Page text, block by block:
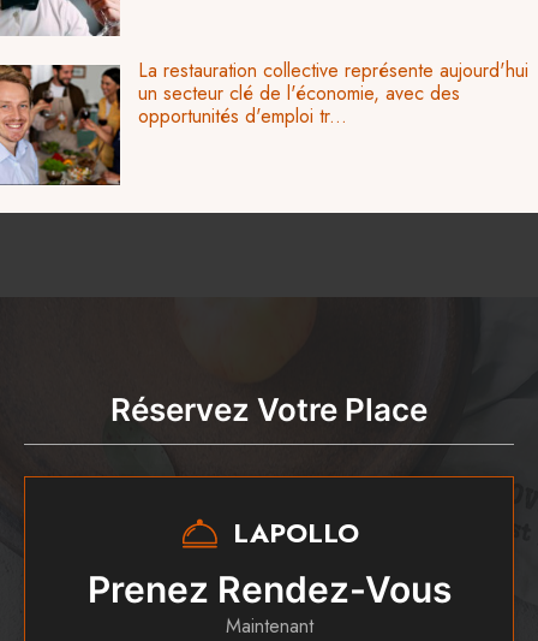
La restauration collective représente aujourd'hui
un secteur clé de l'économie, avec des
opportunités d'emploi tr...
Réservez Votre Place
LAPOLLO
Prenez Rendez-Vous
Maintenant